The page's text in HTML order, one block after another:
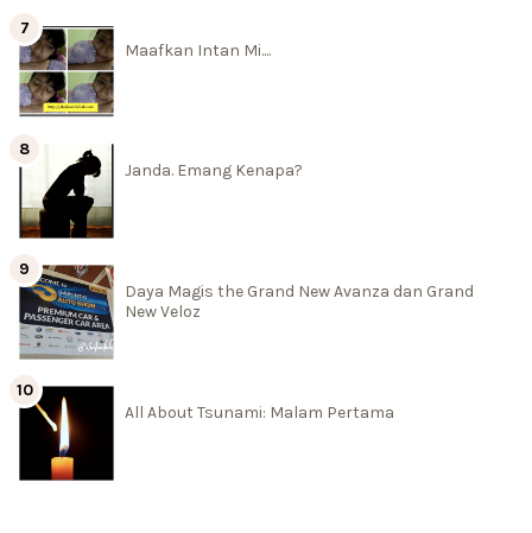
Maafkan Intan Mi....
Janda. Emang Kenapa?
Daya Magis the Grand New Avanza dan Grand
New Veloz
All About Tsunami: Malam Pertama